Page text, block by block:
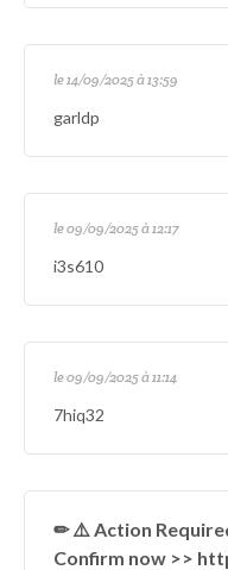
le 14/09/2025 à 13:59
garldp
le 09/09/2025 à 12:17
i3s610
le 09/09/2025 à 11:14
7hiq32
✏ ⚠️ Action
Confirm now >>